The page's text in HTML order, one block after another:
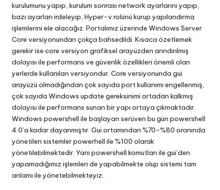
kurulumunu yapıp, kurulum sonrası network ayarlarını yapıp,
bazı ayarları irdeleyip, Hyper-v rolünü kurup yapılandırma
işlemlerini ele alacağız. Portalımız üzerinde Windows Server
Core versiyonundan çokça bahsedildi. Kısaca özetlemek
gerekir ise core versiyon grafiksel arayüzden arındırılmış
dolayısı ile performans ve güvenlik özellikleri önemli olan
yerlerde kullanılan versiyondur. Core versiyonunda gui
arayüzü olmadığından çok sayıda port kullanımı engellenmiş,
çok sayıda Windows update gereksinimi ortadan kalkmış
dolayısı ile performans sunan bir yapı ortaya çıkmaktadır.
Windows powershell ile başlayan serüven bu gün powershell
4.0’a kadar dayanmıştır. Gui ortamından %70-%80 oranında
yönetilen sistemler powerhell ile %100 olarak
yönetilebilmektedir. Yani powershell komutları ile gui’den
yapamadığımız işlemleri de yapabilmekte olup sistemi tam
anlamı ile yönetebilmekteyiz.